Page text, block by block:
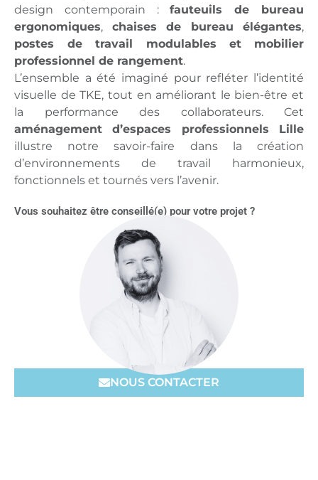
design contemporain :fauteuils de bureau
ergonomiques, chaises de bureau élégantes,
postes de travail modulables et
mobilier
professionnel de rangement.
L’ensemble a été imaginé pour refléter l’identité
visuelle de TKE, tout en améliorant le bien-être et
la performance des collaborateurs. Cet
aménagement d’espaces professionnels Lille
illustre notre savoir-faire dans la création
d’environnements de travail harmonieux,
fonctionnels et tournés vers l’avenir.
Vous souhaitez être conseillé(e) pour votre projet ?
NOUS CONTACTER